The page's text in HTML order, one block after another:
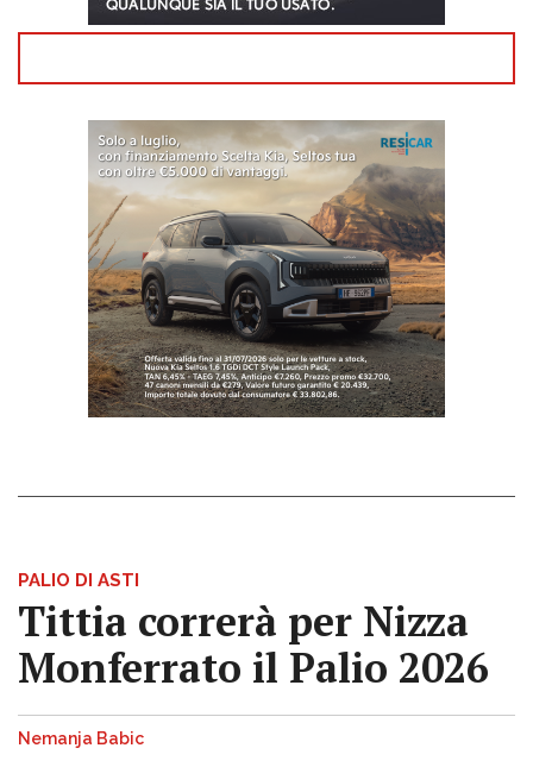
PALIO DI ASTI
Tittia correrà per Nizza
Monferrato il Palio 2026
Nemanja Babic